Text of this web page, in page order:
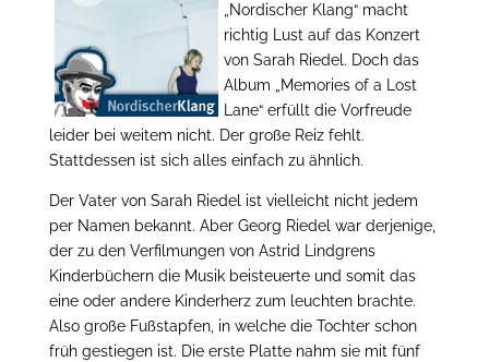
„Nordischer Klang“ macht
richtig Lust auf das Konzert
von Sarah Riedel. Doch das
Album „Memories of a Lost
Lane“ erfüllt die Vorfreude
leider bei weitem nicht. Der große Reiz fehlt.
Stattdessen ist sich alles einfach zu ähnlich.
Der Vater von Sarah Riedel ist vielleicht nicht jedem
per Namen bekannt. Aber Georg Riedel war derjenige,
der zu den Verfilmungen von Astrid Lindgrens
Kinderbüchern die Musik beisteuerte und somit das
eine oder andere Kinderherz zum leuchten brachte.
Also große Fußstapfen, in welche die Tochter schon
früh gestiegen ist. Die erste Platte nahm sie mit fünf